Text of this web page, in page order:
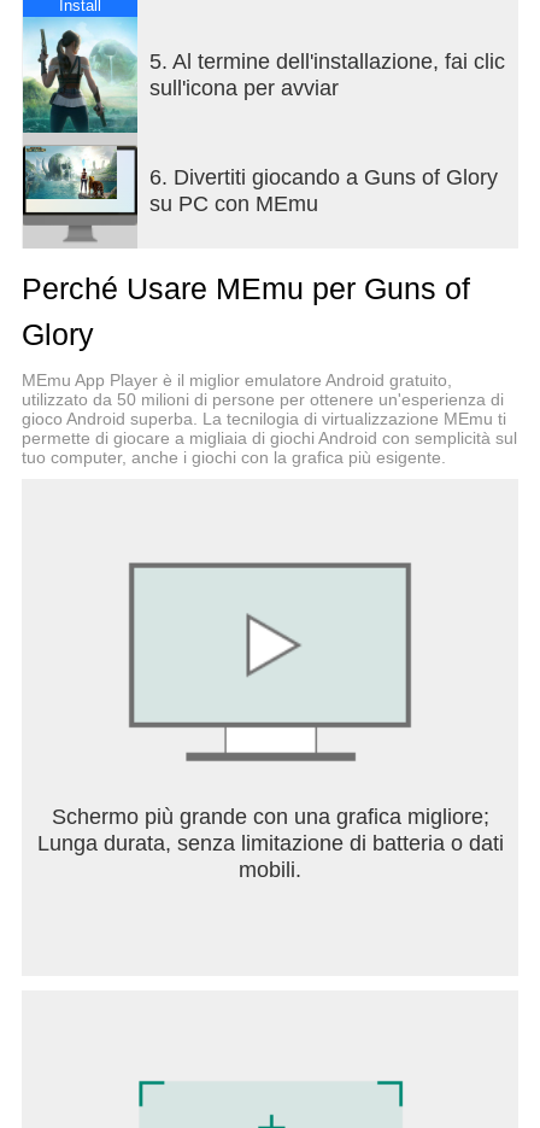
più avanzate ti aiuteranno a eliminare i pericoli sul
tuo cammino.
◆ Fai amicizia e unisci avventurieri di tutto il
mondo! Sulla terraferma o in mare, avrai sempre
qualcuno al tuo fianco, per quanto potenti possano
essere i tuoi nemici.
◆ Prova diverse strategie! Un re pieno di risorse sa
come calcolare, manovrare e manipolare per
rimanere al vertice.
SUPPORTO
Informativa sulla privacy:
https://funplus.com/privacy-policy/
Fanpage di Facebook:
www.facebook.com/gunsofglorygame
Condizioni di servizio: https://funplus.com/terms-
conditions/
oggetti di gioco possono essere acquistati anche
funzione, abilita la protezione tramite password per
gli acquisti nella tua app Google Play Store. È
necessaria anche una connessione di rete.
Install
5. Al termine dell'installazione, fai clic
sull'icona per avviar
6. Divertiti giocando a Guns of Glory
su PC con MEmu
Perché Usare MEmu per Guns of
Glory
MEmu App Player è il miglior emulatore Android gratuito,
utilizzato da 50 milioni di persone per ottenere un'esperienza di
gioco Android superba. La tecnilogia di virtualizzazione MEmu ti
permette di giocare a migliaia di giochi Android con semplicità sul
tuo computer, anche i giochi con la grafica più esigente.
Schermo più grande con una grafica migliore;
Lunga durata, senza limitazione di batteria o dati
mobili.